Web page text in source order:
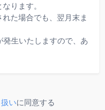
ります。
た場合でも、翌月末ま
生いたしますので、あ
いに同意する